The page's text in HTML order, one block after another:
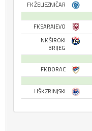
FK ŽELJEZNIČAR
FK SARAJEVO
NK ŠIROKI
BRIJEG
FK BORAC
HŠK ZRINJSKI